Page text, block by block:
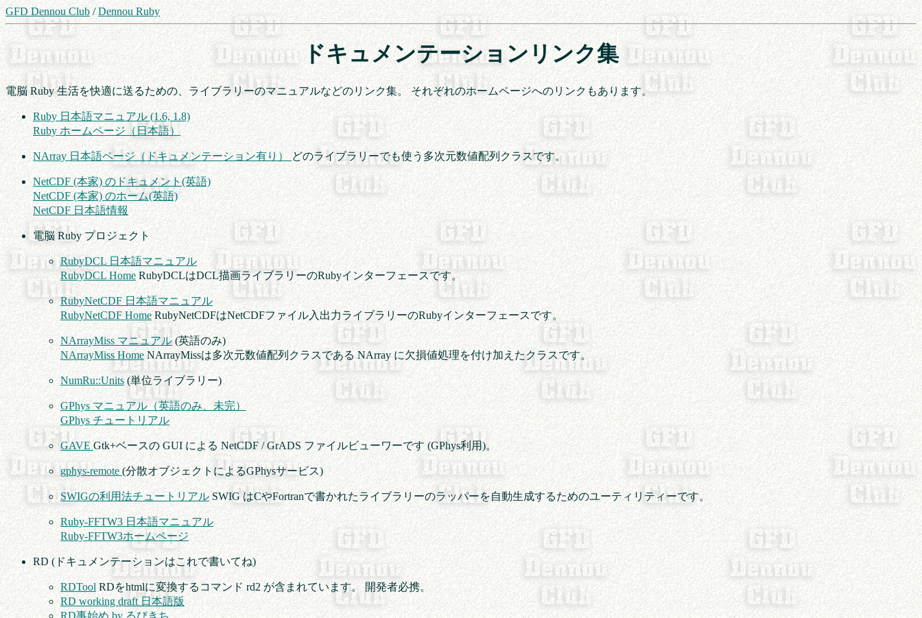
GFD Dennou Club/Dennou Ruby
ドキュメンテーションリンク集
電脳 Ruby 生活を快適に送るための、ライブラリーのマニュアルなどのリンク集。 それぞれのホームページへのリンクもあります。
Ruby 日本語マニュアル (1.6, 1.8)
Ruby ホームページ（日本語）
NArray 日本語ページ（ドキュメンテーション有り）どのライブラリーでも使う多次元数値配列クラスです。
NetCDF (本家) のドキュメント(英語)
NetCDF (本家) のホーム(英語)
NetCDF 日本語情報
電脳 Ruby プロジェクト
RubyDCL 日本語マニュアル
RubyDCL HomeRubyDCLはDCL描画ライブラリーのRubyインターフェースです。
RubyNetCDF 日本語マニュアル
RubyNetCDF HomeRubyNetCDFはNetCDFファイル入出力ライブラリーのRubyインターフェースです。
NArrayMiss マニュアル(英語のみ)
NArrayMiss HomeNArrayMissは多次元数値配列クラスである NArray に欠損値処理を付け加えたクラスです。
NumRu::Units(単位ライブラリー)
GPhys マニュアル（英語のみ、未完）
GPhys チュートリアル
GAVEGtk+ベースの GUI による NetCDF / GrADS ファイルビューワーです (GPhys利用)。
gphys-remote(分散オブジェクトによるGPhysサービス)
SWIGの利用法チュートリアルSWIG はCやFortranで書かれたライブラリーのラッパーを自動生成するためのユーティリティーです。
Ruby-FFTW3 日本語マニュアル
Ruby-FFTW3ホームページ
RD (ドキュメンテーションはこれで書いてね)
RDToolRDをhtmlに変換するコマンド rd2 が含まれています。 開発者必携。
RD working draft 日本語版
RD事始め by るびきち